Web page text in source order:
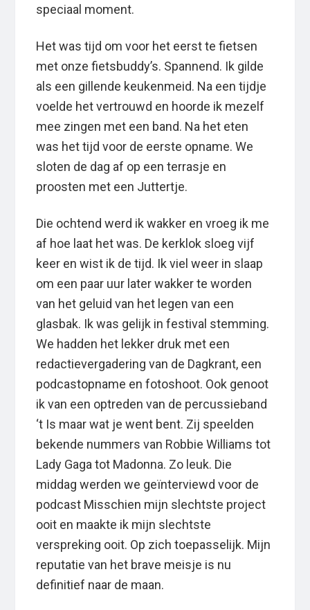
speciaal moment.
Het was tijd om voor het eerst te fietsen
met onze fietsbuddy’s. Spannend. Ik gilde
als een gillende keukenmeid. Na een tijdje
voelde het vertrouwd en hoorde ik mezelf
mee zingen met een band. Na het eten
was het tijd voor de eerste opname. We
sloten de dag af op een terrasje en
proosten met een Juttertje.
Die ochtend werd ik wakker en vroeg ik me
af hoe laat het was. De kerklok sloeg vijf
keer en wist ik de tijd. Ik viel weer in slaap
om een paar uur later wakker te worden
van het geluid van het legen van een
glasbak. Ik was gelijk in festival stemming.
We hadden het lekker druk met een
redactievergadering van de Dagkrant, een
podcastopname en fotoshoot. Ook genoot
ik van een optreden van de percussieband
‘t Is maar wat je went bent. Zij speelden
bekende nummers van Robbie Williams tot
Lady Gaga tot Madonna. Zo leuk. Die
middag werden we geïnterviewd voor de
podcast Misschien mijn slechtste project
ooit en maakte ik mijn slechtste
verspreking ooit. Op zich toepasselijk. Mijn
reputatie van het brave meisje is nu
definitief naar de maan.